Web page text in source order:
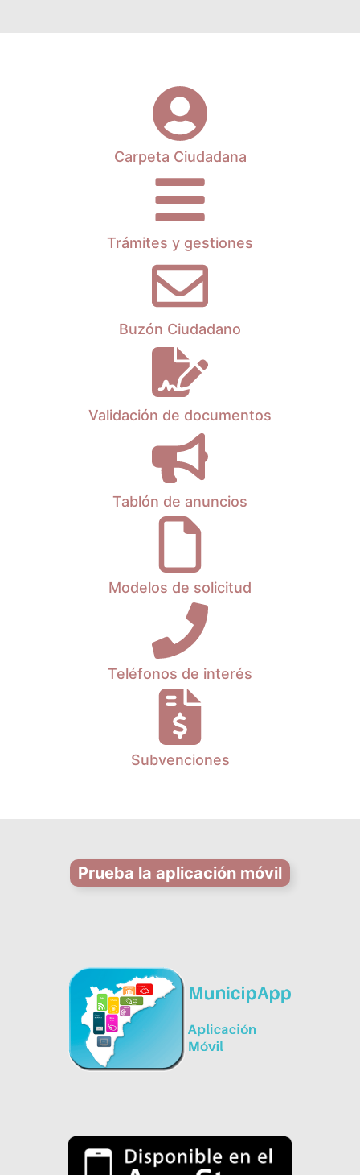
Carpeta Ciudadana
Trámites y gestiones
Buzón Ciudadano
Validación de documentos
Tablón de anuncios
Modelos de solicitud
Teléfonos de interés
Subvenciones
Prueba la aplicación móvil